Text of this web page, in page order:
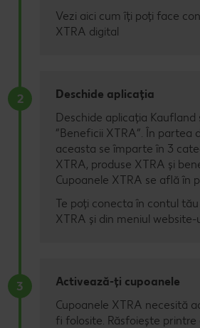
Vezi aici cum îți poți face
XTRA digital
2
Deschide aplicația
Deschide aplicația
”Beneficii XTRA”. În partea
aceasta se împarte în 3
XTRA, produse XTRA și
Cupoanele XTRA se află în
Te poți conecta în contul
XTRA și din meniul website-
3
Activează-ți cupoanele
Cupoanele XTRA necesită
fi folosite. Răsfoiește printre